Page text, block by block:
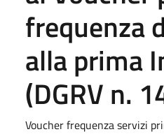
frequenza
alla prima
(DGRV n.
Voucher frequenza servizi